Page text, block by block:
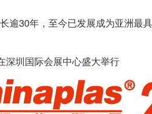
逾30年，至今已发展成为亚洲最
深圳国际会展中心盛大举行